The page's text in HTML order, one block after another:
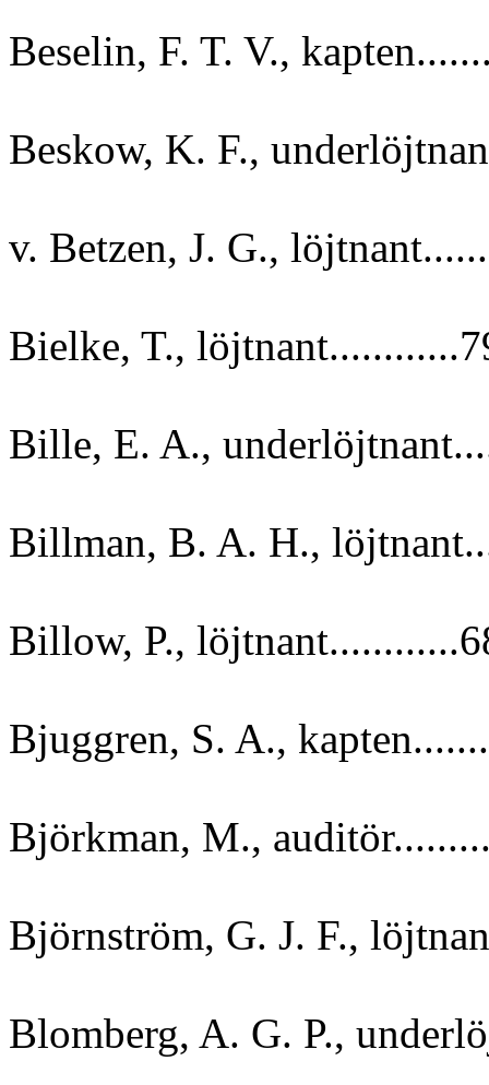
Beselin, F. T. V.,
Beskow, K. F.,
v. Betzen, J. G.,
Bielke, T.,
Bille, E. A.,
Billman, B. A. H.,
Billow, P.,
Bjuggren, S. A.,
Björkman, M.,
Björnström, G. J. F.,
Blomberg, A. G. P.,